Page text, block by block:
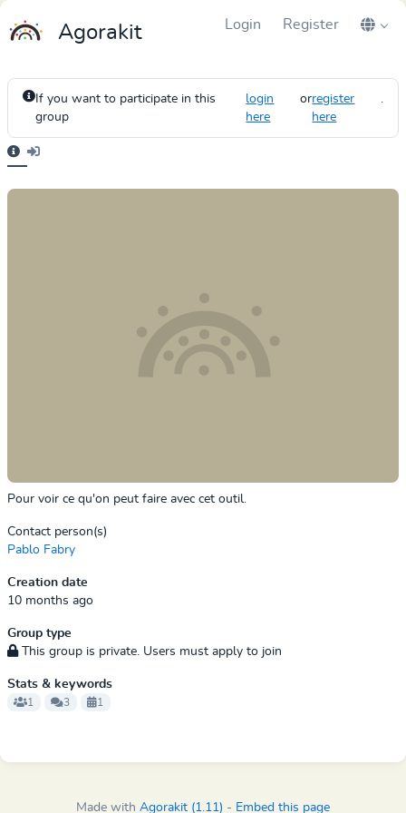
Agorakit Login Register
If you want to participate in this
group
login
here
orregister
here
.
Pour voir ce qu'on peut faire avec cet outil.
Contact person(s)
Pablo Fabry
Creation date
10 months ago
Group type
This group is private. Users must apply to join
Stats & keywords
1 3 1
Made with Agorakit (1.11) - Embed this page